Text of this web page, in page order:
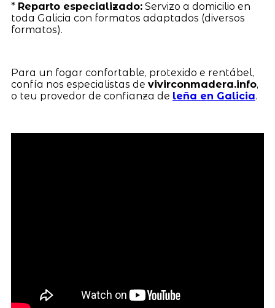
* Reparto especializado:Servizo a domicilio en
toda Galicia con formatos adaptados (diversos
formatos).
Para un fogar confortable, protexido e rentábel,
confía nos especialistas de vivirconmadera.info,
o teu provedor de confianza de leña en Galicia.